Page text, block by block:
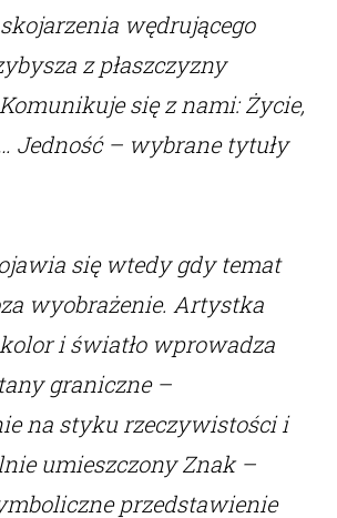
wędrującego
z płaszczyzny
się z nami: Życie,
Jedność – wybrane tytuły
się wtedy gdy temat
wyobrażenie. Artystka
i światło wprowadza
graniczne –
na styku rzeczywistości i
umieszczony Znak –
przedstawienie